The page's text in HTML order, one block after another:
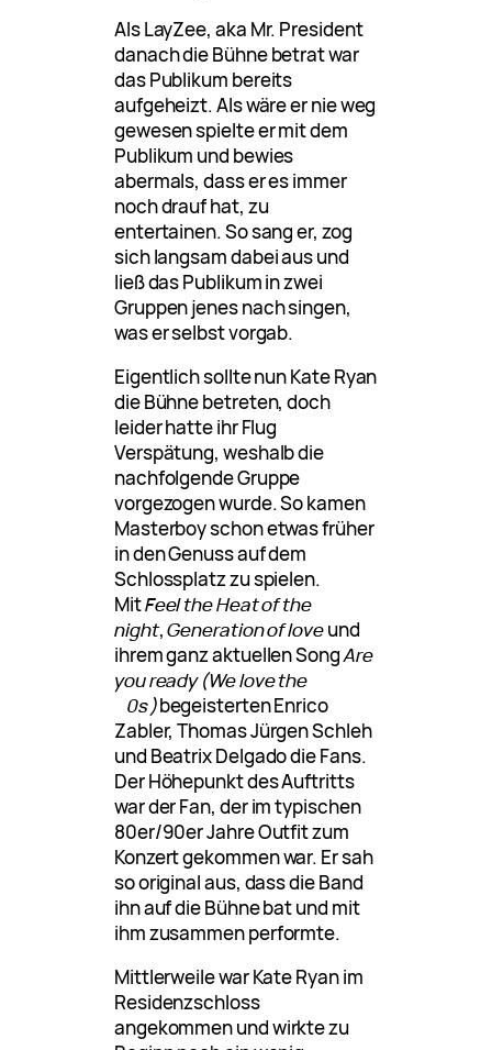
Als LayZee, aka Mr. President
danach die Bühne betrat war
das Publikum bereits
aufgeheizt. Als wäre er nie weg
gewesen spielte er mit dem
Publikum und bewies
abermals, dass er es immer
noch drauf hat, zu
entertainen. So sang er, zog
sich langsam dabei aus und
ließ das Publikum in zwei
Gruppen jenes nach singen,
was er selbst vorgab.
Eigentlich sollte nun Kate Ryan
die Bühne betreten, doch
leider hatte ihr Flug
Verspätung, weshalb die
nachfolgende Gruppe
vorgezogen wurde. So kamen
Masterboy schon etwas früher
in den Genuss auf dem
Schlossplatz zu spielen.
MitFeel the Heat of the
night,Generation of loveund
ihrem ganz aktuellen SongAre
you ready (We love the
90s)begeisterten Enrico
Zabler, Thomas Jürgen Schleh
und Beatrix Delgado die Fans.
Der Höhepunkt des Auftritts
war der Fan, der im typischen
80er/90er Jahre Outfit zum
Konzert gekommen war. Er sah
so original aus, dass die Band
ihn auf die Bühne bat und mit
ihm zusammen performte.
Mittlerweile war Kate Ryan im
Residenzschloss
angekommen und wirkte zu